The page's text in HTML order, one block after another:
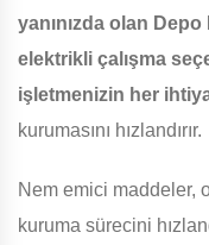
yanınızda olan
elektrikli çalışma
işletmenizin her
kurumasını hızlandırır.
Nem emici maddeler,
kuruma sürecini